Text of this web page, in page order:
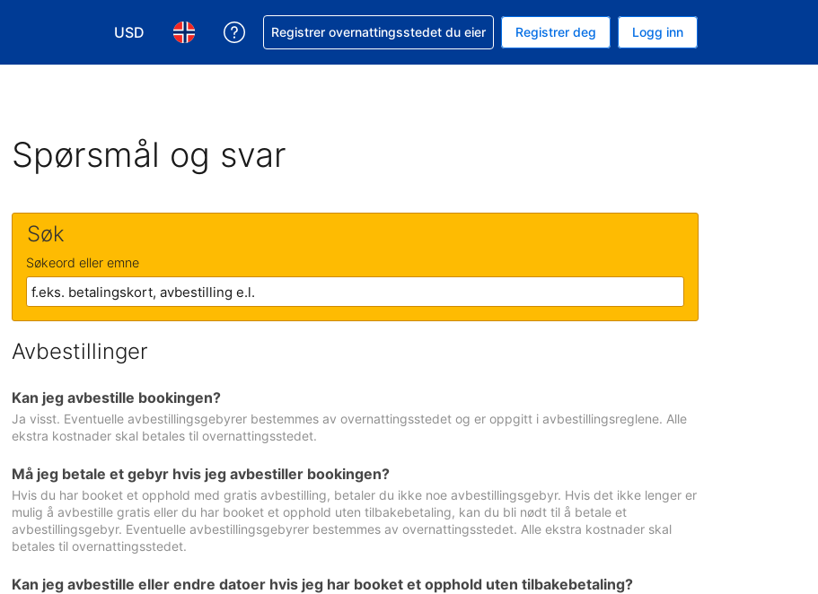
USD
Velg valuta. Du har valgt Amerikansk dollar som valuta
Velg språk. Du har valgt Norsk som språk
Få hjelp med bookingen din
Registrer overnattingsstedet du eier Registrer deg Logg inn
Spørsmål og svar
Søk
Søkeord eller emne
Avbestillinger
Kan jeg avbestille bookingen?
Ja visst. Eventuelle avbestillingsgebyrer bestemmes av overnattingsstedet og er oppgitt i avbestillingsreglene. Alle
ekstra kostnader skal betales til overnattingsstedet.
Må jeg betale et gebyr hvis jeg avbestiller bookingen?
Hvis du har booket et opphold med gratis avbestilling, betaler du ikke noe avbestillingsgebyr. Hvis det ikke lenger er
mulig å avbestille gratis eller du har booket et opphold uten tilbakebetaling, kan du bli nødt til å betale et
avbestillingsgebyr. Eventuelle avbestillingsgebyrer bestemmes av overnattingsstedet. Alle ekstra kostnader skal
betales til overnattingsstedet.
Kan jeg avbestille eller endre datoer hvis jeg har booket et opphold uten tilbakebetaling?